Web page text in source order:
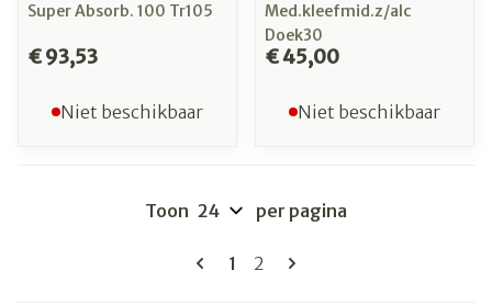
Super Absorb. 100 Tr105
€ 93,53
Niet beschikbaar
Med.kleefmid.z/alc
Doek30
€ 45,00
Niet beschikbaar
Pagina's
U lees momenteel pagina
1 Pagina
2
Toon per pagina